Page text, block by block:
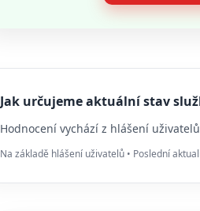
Jak určujeme aktuální stav
Hodnocení vychází z hlášení
Na základě hlášení uživatelů • Poslední